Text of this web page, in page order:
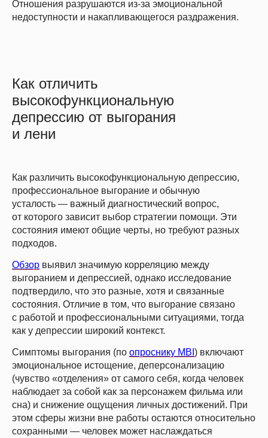
Отношения разрушаются из-за эмоциональной
недоступности и накапливающегося раздражения.
Как отличить
высокофункциональную
депрессию от выгорания
и лени
Как различить высокофункциональную депрессию,
профессиональное выгорание и обычную
усталость — важный диагностический вопрос,
от которого зависит выбор стратегии помощи. Эти
состояния имеют общие черты, но требуют разных
подходов.
Обзор выявил значимую корреляцию между
выгоранием и депрессией, однако исследование
подтвердило, что это разные, хотя и связанные
состояния. Отличие в том, что выгорание связано
с работой и профессиональными ситуациями, тогда
как у депрессии широкий контекст.
Симптомы выгорания (по опроснику MBI ) включают
эмоциональное истощение, деперсонализацию
(чувство «отделения» от самого себя, когда человек
наблюдает за собой как за персонажем фильма или
сна) и снижение ощущения личных достижений. При
этом сферы жизни вне работы остаются относительно
сохранными — человек может наслаждаться